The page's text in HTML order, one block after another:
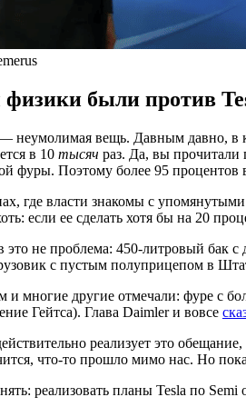
были против
неумолимая вещь. Давным давно,
в 10 тысяч раз. Да, вы прочитали
фуры. Поэтому более 95
где власти знакомы с
если ее сделать хотя бы на 20
это не проблема: 450-литровый бак
с пустым полуприцепом в
многие другие отмечали: фуре с
Гейтса). Глава Daimler и вовсе
реализует это
что-то прошло мимо нас. Но
реализовать планы Tesla по